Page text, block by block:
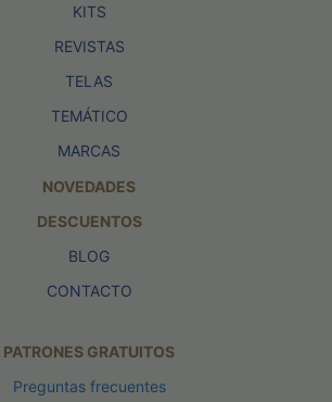
KITS
REVISTAS
TELAS
TEMÁTICO
MARCAS
NOVEDADES
DESCUENTOS
BLOG
CONTACTO
PATRONES GRATUITOS
Preguntas frecuentes